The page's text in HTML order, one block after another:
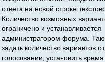
ответа на новой строке
Количество возможных
ограничено и устанавливается
администратором форума.
задать количество вариантов
голосовании, установить